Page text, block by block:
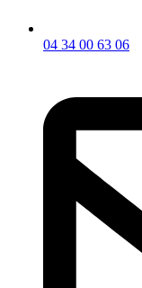
04 34 00 63 06